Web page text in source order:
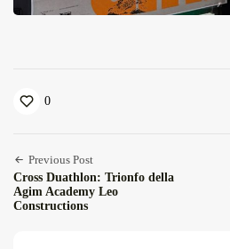
0
Previous Post
Cross Duathlon: Trionfo della
Agim Academy Leo
Constructions